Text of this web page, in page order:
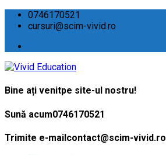
0746170521
cursuri@scim-vivid.ro
Bine ați venitpe site-ul nostru!
Sună acum0746170521
Trimite e-mailcontact@scim-vivid.ro